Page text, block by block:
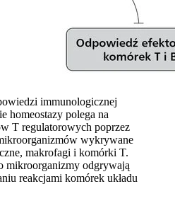
immunologicznej
homeostazy polega na
T regulatorowych poprzez
wykrywane
makrofagi i komórki T.
mikroorganizmy odgrywają
reakcjami komórek układu